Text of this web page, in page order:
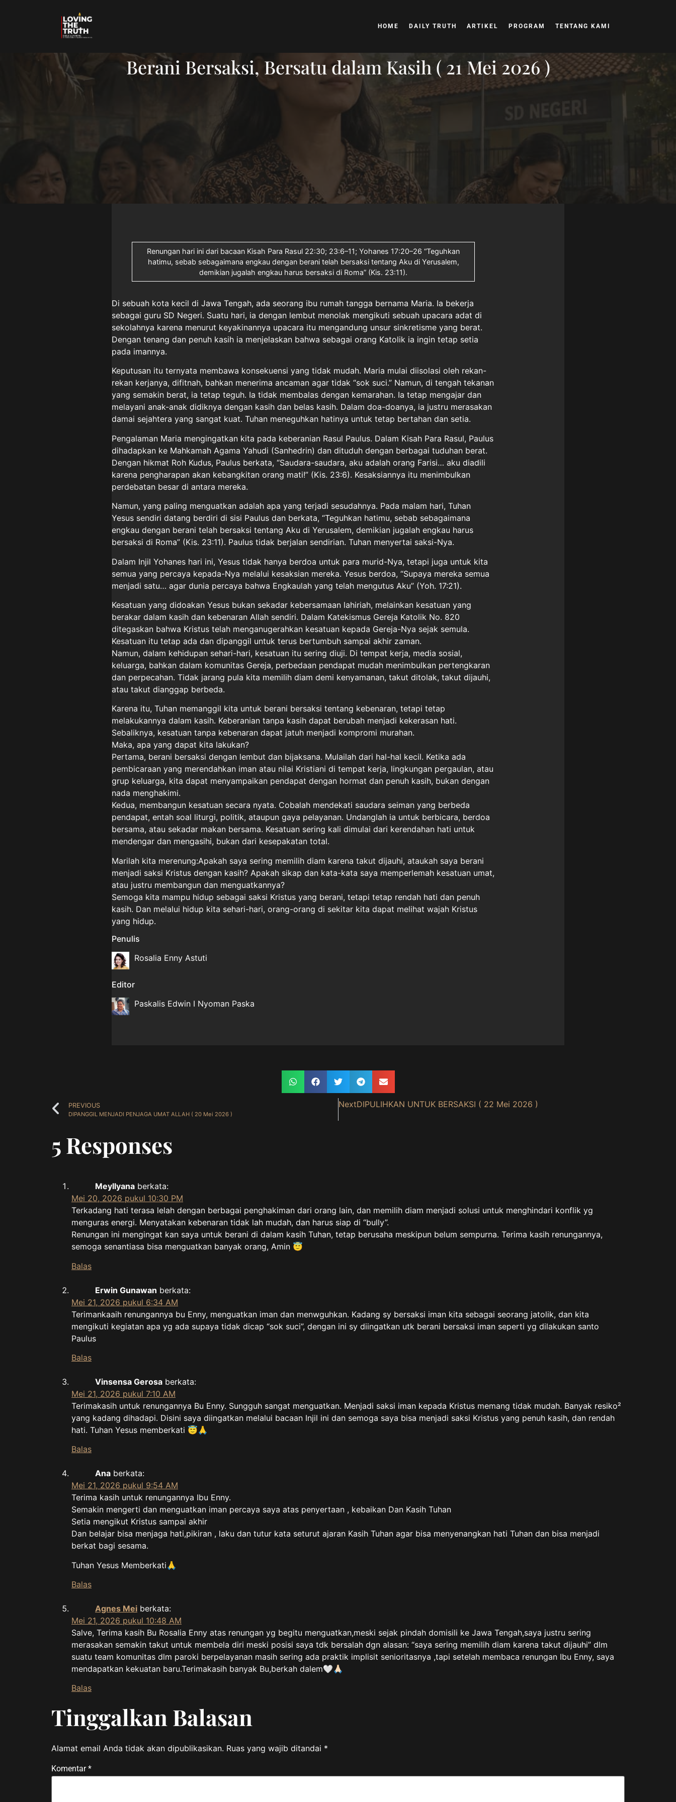
HOME DAILY TRUTH ARTIKEL PROGRAM TENTANG KAMI
Berani Bersaksi, Bersatu dalam Kasih ( 21 Mei 2026 )
Renungan hari ini dari bacaan Kisah Para Rasul 22:30; 23:6–11; Yohanes 17:20–26 “Teguhkan
hatimu, sebab sebagaimana engkau dengan berani telah bersaksi tentang Aku di Yerusalem,
demikian jugalah engkau harus bersaksi di Roma” (Kis. 23:11).
Di sebuah kota kecil di Jawa Tengah, ada seorang ibu rumah tangga bernama Maria. Ia bekerja
sebagai guru SD Negeri. Suatu hari, ia dengan lembut menolak mengikuti sebuah upacara adat di
sekolahnya karena menurut keyakinannya upacara itu mengandung unsur sinkretisme yang berat.
Dengan tenang dan penuh kasih ia menjelaskan bahwa sebagai orang Katolik ia ingin tetap setia
pada imannya.
Keputusan itu ternyata membawa konsekuensi yang tidak mudah. Maria mulai diisolasi oleh rekan-
rekan kerjanya, difitnah, bahkan menerima ancaman agar tidak “sok suci.” Namun, di tengah tekanan
yang semakin berat, ia tetap teguh. Ia tidak membalas dengan kemarahan. Ia tetap mengajar dan
melayani anak-anak didiknya dengan kasih dan belas kasih. Dalam doa-doanya, ia justru merasakan
damai sejahtera yang sangat kuat. Tuhan meneguhkan hatinya untuk tetap bertahan dan setia.
Pengalaman Maria mengingatkan kita pada keberanian Rasul Paulus. Dalam Kisah Para Rasul, Paulus
dihadapkan ke Mahkamah Agama Yahudi (Sanhedrin) dan dituduh dengan berbagai tuduhan berat.
Dengan hikmat Roh Kudus, Paulus berkata, “Saudara-saudara, aku adalah orang Farisi… aku diadili
karena pengharapan akan kebangkitan orang mati!” (Kis. 23:6). Kesaksiannya itu menimbulkan
perdebatan besar di antara mereka.
Namun, yang paling menguatkan adalah apa yang terjadi sesudahnya. Pada malam hari, Tuhan
Yesus sendiri datang berdiri di sisi Paulus dan berkata, “Teguhkan hatimu, sebab sebagaimana
engkau dengan berani telah bersaksi tentang Aku di Yerusalem, demikian jugalah engkau harus
bersaksi di Roma” (Kis. 23:11). Paulus tidak berjalan sendirian. Tuhan menyertai saksi-Nya.
Dalam Injil Yohanes hari ini, Yesus tidak hanya berdoa untuk para murid-Nya, tetapi juga untuk kita
semua yang percaya kepada-Nya melalui kesaksian mereka. Yesus berdoa, “Supaya mereka semua
menjadi satu… agar dunia percaya bahwa Engkaulah yang telah mengutus Aku” (Yoh. 17:21).
Kesatuan yang didoakan Yesus bukan sekadar kebersamaan lahiriah, melainkan kesatuan yang
berakar dalam kasih dan kebenaran Allah sendiri. Dalam Katekismus Gereja Katolik No. 820
ditegaskan bahwa Kristus telah menganugerahkan kesatuan kepada Gereja-Nya sejak semula.
Kesatuan itu tetap ada dan dipanggil untuk terus bertumbuh sampai akhir zaman.
Namun, dalam kehidupan sehari-hari, kesatuan itu sering diuji. Di tempat kerja, media sosial,
keluarga, bahkan dalam komunitas Gereja, perbedaan pendapat mudah menimbulkan pertengkaran
dan perpecahan. Tidak jarang pula kita memilih diam demi kenyamanan, takut ditolak, takut dijauhi,
atau takut dianggap berbeda.
Karena itu, Tuhan memanggil kita untuk berani bersaksi tentang kebenaran, tetapi tetap
melakukannya dalam kasih. Keberanian tanpa kasih dapat berubah menjadi kekerasan hati.
Sebaliknya, kesatuan tanpa kebenaran dapat jatuh menjadi kompromi murahan.
Maka, apa yang dapat kita lakukan?
Pertama, berani bersaksi dengan lembut dan bijaksana. Mulailah dari hal-hal kecil. Ketika ada
pembicaraan yang merendahkan iman atau nilai Kristiani di tempat kerja, lingkungan pergaulan, atau
grup keluarga, kita dapat menyampaikan pendapat dengan hormat dan penuh kasih, bukan dengan
nada menghakimi.
Kedua, membangun kesatuan secara nyata. Cobalah mendekati saudara seiman yang berbeda
pendapat, entah soal liturgi, politik, ataupun gaya pelayanan. Undanglah ia untuk berbicara, berdoa
bersama, atau sekadar makan bersama. Kesatuan sering kali dimulai dari kerendahan hati untuk
mendengar dan mengasihi, bukan dari kesepakatan total.
Marilah kita merenung:Apakah saya sering memilih diam karena takut dijauhi, ataukah saya berani
menjadi saksi Kristus dengan kasih? Apakah sikap dan kata-kata saya memperlemah kesatuan umat,
atau justru membangun dan menguatkannya?
Semoga kita mampu hidup sebagai saksi Kristus yang berani, tetapi tetap rendah hati dan penuh
kasih. Dan melalui hidup kita sehari-hari, orang-orang di sekitar kita dapat melihat wajah Kristus
yang hidup.
Penulis
Rosalia Enny Astuti
Editor
Paskalis Edwin I Nyoman Paska
PREVIOUS
DIPANGGIL MENJADI PENJAGA UMAT ALLAH ( 20 Mei 2026 )
NextDIPULIHKAN UNTUK BERSAKSI ( 22 Mei 2026 )
5 Responses
Meyllyana berkata:
Mei 20, 2026 pukul 10:30 PM
Terkadang hati terasa lelah dengan berbagai penghakiman dari orang lain, dan memilih diam menjadi solusi untuk menghindari konflik yg
menguras energi. Menyatakan kebenaran tidak lah mudah, dan harus siap di “bully”.
Renungan ini mengingat kan saya untuk berani di dalam kasih Tuhan, tetap berusaha meskipun belum sempurna. Terima kasih renungannya,
semoga senantiasa bisa menguatkan banyak orang, Amin 😇
Balas
Erwin Gunawan berkata:
Mei 21, 2026 pukul 6:34 AM
Terimankaaih renungannya bu Enny, menguatkan iman dan menwguhkan. Kadang sy bersaksi iman kita sebagai seorang jatolik, dan kita
mengikuti kegiatan apa yg ada supaya tidak dicap “sok suci”, dengan ini sy diingatkan utk berani bersaksi iman seperti yg dilakukan santo
Paulus
Balas
Vinsensa Gerosa berkata:
Mei 21, 2026 pukul 7:10 AM
Terimakasih untuk renungannya Bu Enny. Sungguh sangat menguatkan. Menjadi saksi iman kepada Kristus memang tidak mudah. Banyak resiko²
yang kadang dihadapi. Disini saya diingatkan melalui bacaan Injil ini dan semoga saya bisa menjadi saksi Kristus yang penuh kasih, dan rendah
hati. Tuhan Yesus memberkati 😇🙏
Balas
Ana berkata:
Mei 21, 2026 pukul 9:54 AM
Terima kasih untuk renungannya Ibu Enny.
Semakin mengerti dan menguatkan iman percaya saya atas penyertaan , kebaikan Dan Kasih Tuhan
Setia mengikut Kristus sampai akhir
Dan belajar bisa menjaga hati,pikiran , laku dan tutur kata seturut ajaran Kasih Tuhan agar bisa menyenangkan hati Tuhan dan bisa menjadi
berkat bagi sesama.
Tuhan Yesus Memberkati🙏
Balas
Agnes Mei berkata:
Mei 21, 2026 pukul 10:48 AM
Salve, Terima kasih Bu Rosalia Enny atas renungan yg begitu menguatkan,meski sejak pindah domisili ke Jawa Tengah,saya justru sering
merasakan semakin takut untuk membela diri meski posisi saya tdk bersalah dgn alasan: “saya sering memilih diam karena takut dijauhi” dlm
suatu team komunitas dlm paroki berpelayanan masih sering ada praktik implisit senioritasnya ,tapi setelah membaca renungan Ibu Enny, saya
mendapatkan kekuatan baru.Terimakasih banyak Bu,berkah dalem🤍🙏🏻
Balas
Tinggalkan Balasan
Alamat email Anda tidak akan dipublikasikan. Ruas yang wajib ditandai *
Komentar*